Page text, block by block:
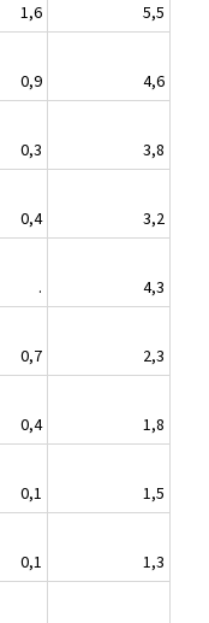
1,6
5,5
0,9
4,6
0,3
3,8
0,4
3,2
.
4,3
0,7
2,3
0,4
1,8
0,1
1,5
0,1
1,3